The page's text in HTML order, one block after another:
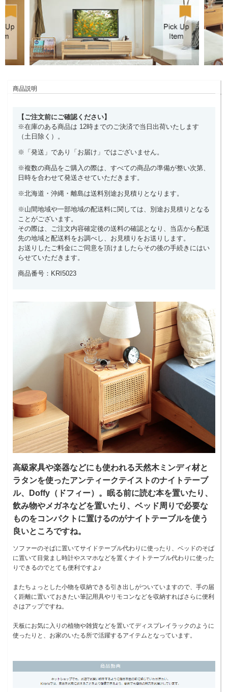
商品説明
【ご注文前にご確認ください】
※在庫のある商品は 12時までのご決済で当日出荷いたします
（土日除く）。
※「発送」であり「お届け」ではございません。
※複数の商品をご購入の際は、すべての商品の準備が整い次第、
日時を合わせて発送させていただきます。
※北海道・沖縄・離島は送料別途お見積りとなります。
※山間地域や一部地域の配送料に関しては、別途お見積りとなる
ことがございます。
その際は、ご注文内容確定後の送料の確認となり、当店から配送
先の地域と配送料をお調べし、お見積りをお送りします。
お送りしたご料金にご同意を頂けましたらその後の手続きにはい
らせていただきます。
商品番号：KRI5023
高級家具や楽器などにも使われる天然木ミンディ材と
ラタンを使ったアンティークテイストのナイトテーブ
ル、Doffy（ドフィー）。眠る前に読む本を置いたり、
飲み物やメガネなどを置いたり、ベッド周りで必要な
ものをコンパクトに置けるのがナイトテーブルを使う
良いところですね。
ソファーのそばに置いてサイドテーブル代わりに使ったり、ベッドのそば
に置いて目覚まし時計やスマホなどを置くナイトテーブル代わりに使った
りできるのでとても便利ですよ♪
またちょっとした小物を収納できる引き出しがついていますので、手の届
く距離に置いておきたい筆記用具やリモコンなどを収納すればさらに便利
さはアップですね。
天板にお気に入りの植物や雑貨などを置いてディスプレイラックのように
使ったりと、お家のいたる所で活躍するアイテムとなっています。